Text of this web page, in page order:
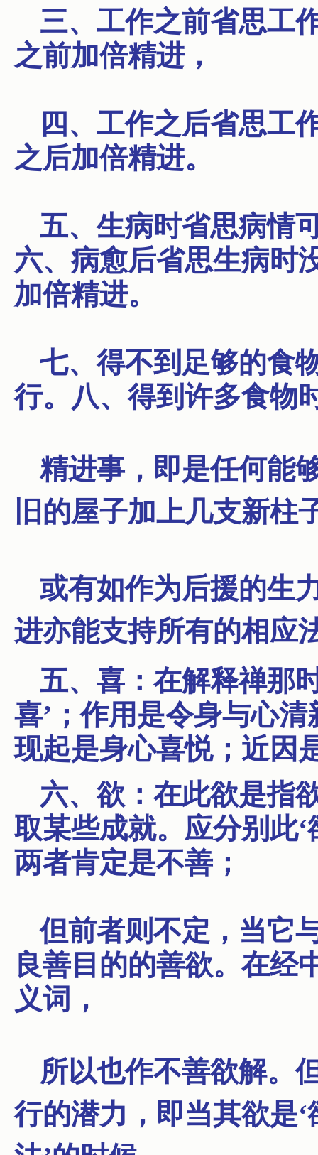
三、工作之前省思工
之前加倍精进，
四、工作之后省思工
之后加倍精进。
五、生病时省思病情
六、病愈后省思生病时
加倍精进。
七、得不到足够的食
行。八、得到许多食物
精进事， 即是任何能
旧的屋子加上几支新柱
或有如作为后援的生
进亦能支持所有的相应
五、喜：在解释禅那
喜’；作用是令身与心
现起是身心喜悦；近因
六、欲：在此欲是指
取某些成就。应分别此
两者肯定是不善；
但前者则不定，当它
良善目的的善欲。在经
义词，
所以也作不善欲解。
行的潜力，即当其欲是‘